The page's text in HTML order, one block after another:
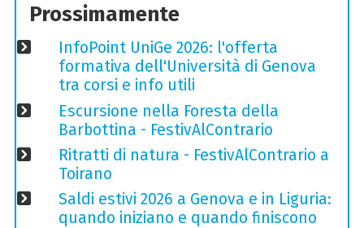
Prossimamente
InfoPoint UniGe 2026: l'offerta
formativa dell'Università di Genova
tra corsi e info utili
Escursione nella Foresta della
Barbottina - FestivAlContrario
Ritratti di natura - FestivAlContrario a
Toirano
Saldi estivi 2026 a Genova e in Liguria:
quando iniziano e quando finiscono